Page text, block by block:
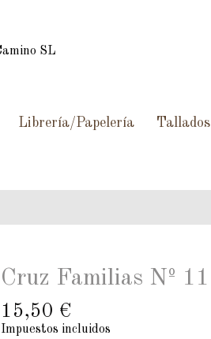
Librería/Papelería Tallados
Cruz Familias Nº 11
15,50 €
Impuestos incluidos